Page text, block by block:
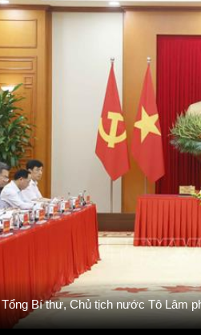
Tổng Bí thư, Chủ tịch nước Tô Lâm